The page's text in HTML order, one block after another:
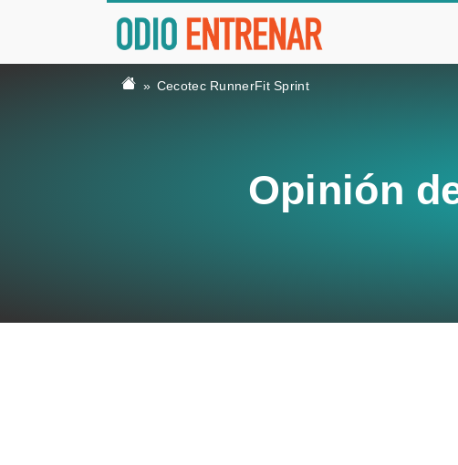
Cecotec RunnerFit Sprint
Opinión